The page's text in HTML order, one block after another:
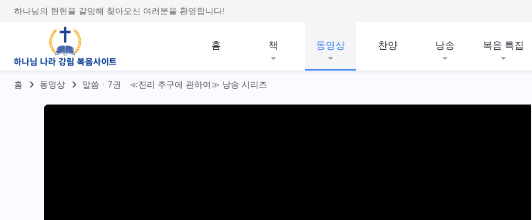
하나님의 현현을 갈망해 찾아오신 여러분을 환영합니다!
홈 책 동영상 찬양 낭송 복음 특집
홈 동영상 말씀ㆍ7권 ≪진리 추구에 관하여≫ 낭송 시리즈